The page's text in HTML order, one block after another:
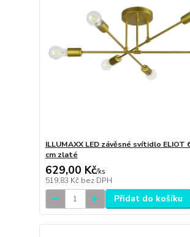
ILLUMAXX LED závěsné svítidlo ELIOT
cm zlaté
629,00 Kč/ks
519,83 Kč bez DPH
Přidat do košíku